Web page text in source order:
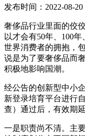
发布时间：2022-08-20
奢侈品行业里面的佼
以才会有50年、100
世界消费者的拥抱，
说是为了要奢侈品而
积极地影响国潮。
经公告的创新型中小
新登录培育平台进行
查）通过后，有效期延
一是职责尚不清。主